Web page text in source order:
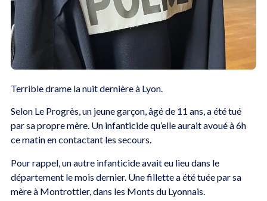
Terrible drame la nuit dernière à Lyon.
Selon Le Progrès, un jeune garçon, âgé de 11 ans, a été tué
par sa propre mère. Un infanticide qu’elle aurait avoué à 6h
ce matin en contactant les secours.
Pour rappel, un autre infanticide avait eu lieu dans le
département le mois dernier. Une fillette a été tuée par sa
mère à Montrottier, dans les Monts du Lyonnais.